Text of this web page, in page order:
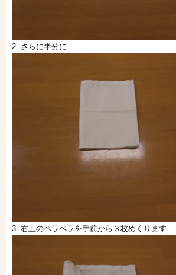
2. さらに半分に
3. 右上のペラペラを手前から３枚めくります